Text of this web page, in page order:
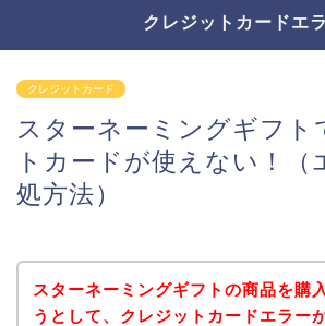
クレジットカードエ
クレジットカード
スターネーミングギフト
トカードが使えない！（
処方法）
スターネーミングギフトの商品を購
うとして、クレジットカードエラー